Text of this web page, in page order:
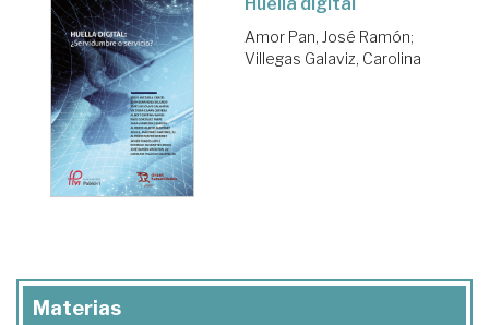
Amor Pan, José Ramón;
Villegas Galaviz, Carolina
Materias